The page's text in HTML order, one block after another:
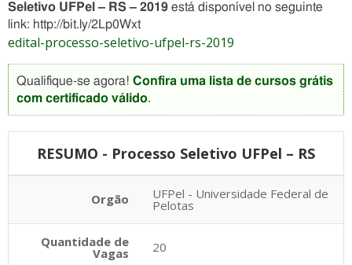
Seletivo UFPel – RS – 2019 está disponível no seguinte
link: http://bit.ly/2Lp0Wxt
edital-processo-seletivo-ufpel-rs-2019
Qualifique-se agora! Confira uma lista de cursos grátis
com certificado válido.
RESUMO - Processo Seletivo UFPel – RS
Orgão UFPel - Universidade Federal de
Pelotas
Quantidade de
Vagas 20